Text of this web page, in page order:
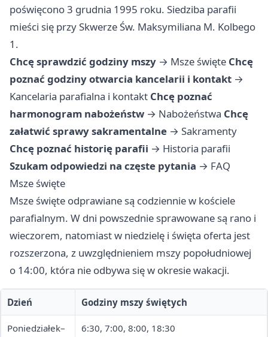
poświęcono 3 grudnia 1995 roku. Siedziba parafii
mieści się przy Skwerze Św. Maksymiliana M. Kolbego
1.
Chcę sprawdzić godziny mszy → Msze święte Chcę
poznać godziny otwarcia kancelarii i kontakt →
Kancelaria parafialna i kontakt Chcę poznać
harmonogram nabożeństw → Nabożeństwa Chcę
załatwić sprawy sakramentalne → Sakramenty
Chcę poznać historię parafii → Historia parafii
Szukam odpowiedzi na częste pytania → FAQ
Msze święte
Msze święte odprawiane są codziennie w kościele
parafialnym. W dni powszednie sprawowane są rano i
wieczorem, natomiast w niedzielę i święta oferta jest
rozszerzona, z uwzględnieniem mszy popołudniowej
o 14:00, która nie odbywa się w okresie wakacji.
Dzień Godziny mszy świętych
Poniedziałek–
6:30, 7:00, 8:00, 18:30